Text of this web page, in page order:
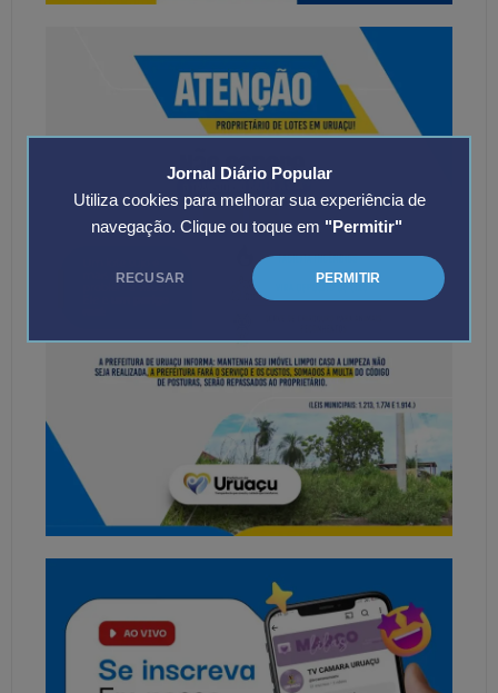
Jornal Diário Popular
Utiliza cookies para melhorar sua experiência de
navegação. Clique ou toque em "Permitir"
RECUSAR PERMITIR